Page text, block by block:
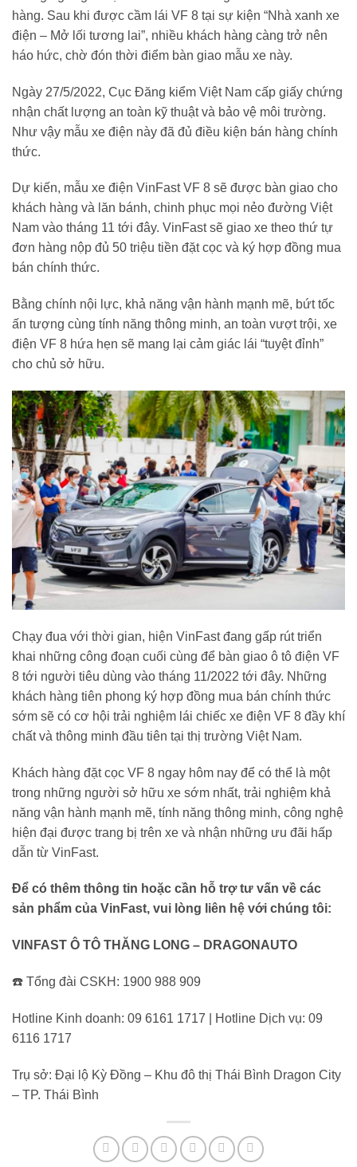
hàng. Sau khi được cầm lái VF 8 tại sự kiện “Nhà xanh xe
điện – Mở lối tương lai”, nhiều khách hàng càng trở nên
háo hức, chờ đón thời điểm bàn giao mẫu xe này.
Ngày 27/5/2022, Cục Đăng kiểm Việt Nam cấp giấy chứng
nhận chất lượng an toàn kỹ thuật và bảo vệ môi trường.
Như vậy mẫu xe điện này đã đủ điều kiện bán hàng chính
thức.
Dự kiến, mẫu xe điện VinFast VF 8 sẽ được bàn giao cho
khách hàng và lăn bánh, chinh phục mọi nẻo đường Việt
Nam vào tháng 11 tới đây. VinFast sẽ giao xe theo thứ tự
đơn hàng nộp đủ 50 triệu tiền đặt cọc và ký hợp đồng mua
bán chính thức.
Bằng chính nội lực, khả năng vận hành mạnh mẽ, bứt tốc
ấn tượng cùng tính năng thông minh, an toàn vượt trội, xe
điện VF 8 hứa hẹn sẽ mang lại cảm giác lái “tuyệt đỉnh”
cho chủ sở hữu.
Chạy đua với thời gian, hiện VinFast đang gấp rút triển
khai những công đoạn cuối cùng để bàn giao ô tô điện VF
8 tới người tiêu dùng vào tháng 11/2022 tới đây. Những
khách hàng tiên phong ký hợp đồng mua bán chính thức
sớm sẽ có cơ hội trải nghiệm lái chiếc xe điện VF 8 đầy khí
chất và thông minh đầu tiên tại thị trường Việt Nam.
Khách hàng đặt cọc VF 8 ngay hôm nay để có thể là một
trong những người sở hữu xe sớm nhất, trải nghiệm khả
năng vận hành mạnh mẽ, tính năng thông minh, công nghệ
hiện đại được trang bị trên xe và nhận những ưu đãi hấp
dẫn từ VinFast.
Để có thêm thông tin hoặc cần hỗ trợ tư vấn về các
sản phẩm của VinFast, vui lòng liên hệ với chúng tôi:
VINFAST Ô TÔ THĂNG LONG – DRAGONAUTO
☎️ Tổng đài CSKH: 1900 988 909
Hotline Kinh doanh: 09 6161 1717 | Hotline Dịch vụ: 09
6116 1717
Trụ sở: Đại lộ Kỳ Đồng – Khu đô thị Thái Bình Dragon City
– TP. Thái Bình